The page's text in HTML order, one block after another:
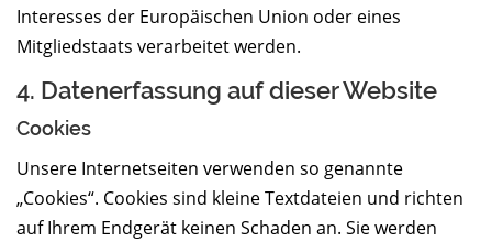
Interesses der Europäischen Union oder eines
Mitgliedstaats verarbeitet werden.
4. Datenerfassung auf dieser Website
Cookies
Unsere Internetseiten verwenden so genannte
„Cookies“. Cookies sind kleine Textdateien und richten
auf Ihrem Endgerät keinen Schaden an. Sie werden